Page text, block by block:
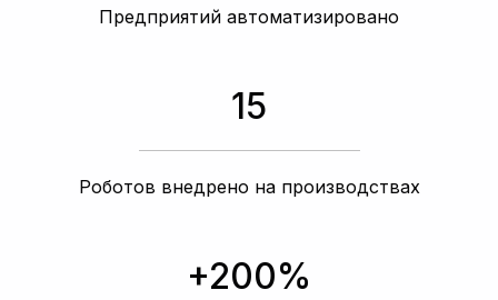
Предприятий автоматизировано
15
Роботов внедрено на производствах
+200%